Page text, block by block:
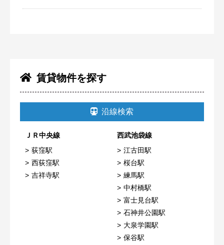
賃貸物件を探す
沿線検索
ＪＲ中央線
荻窪駅
西荻窪駅
吉祥寺駅
西武池袋線
江古田駅
桜台駅
練馬駅
中村橋駅
富士見台駅
石神井公園駅
大泉学園駅
保谷駅